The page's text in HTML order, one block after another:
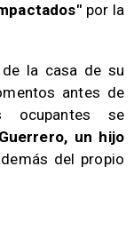
por la
la casa de su
antes de
ocupantes se
un hijo
del propio